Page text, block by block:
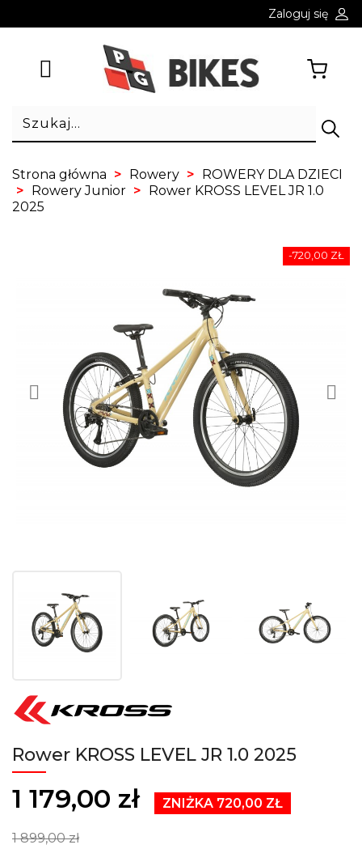
Zaloguj się
Strona główna Rowery
ROWERY DLA DZIECI
Rowery Junior
Rower KROSS LEVEL JR 1.0
2025
-720,00 ZŁ
Rower KROSS LEVEL JR 1.0 2025
1 179,00 zł ZNIŻKA 720,00 ZŁ
1 899,00 zł